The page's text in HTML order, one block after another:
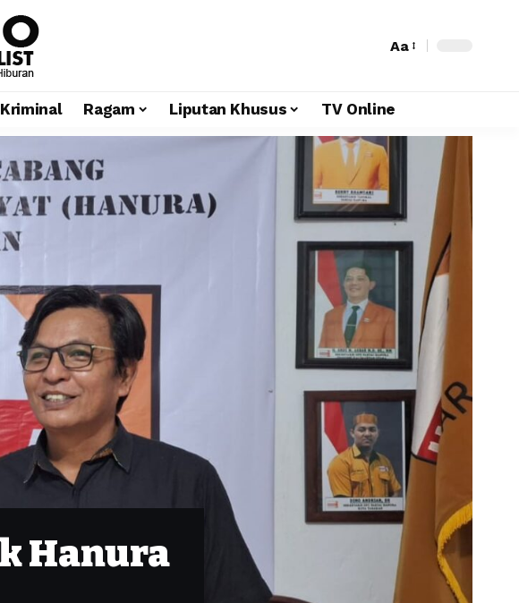
Aa
Ragam Liputan Khusus TV Online
Hanura